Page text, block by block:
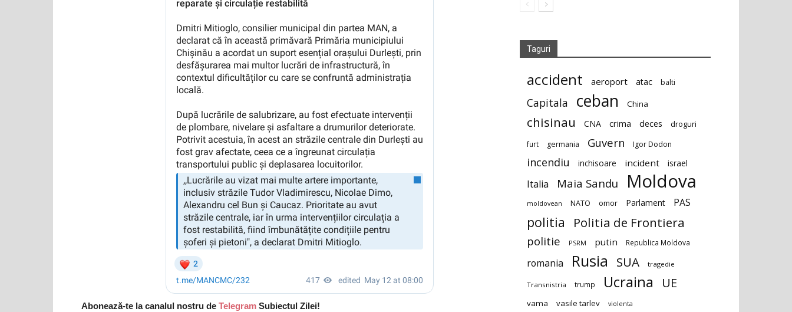
Abonează-te la canalul nostru de Telegram Subiectul Zilei!
Taguri
accident aeroport atac balti
Capitala ceban China
chisinau CNA crima deces droguri
furt germania Guvern Igor Dodon
incendiu inchisoare incident israel
Italia Maia Sandu Moldova
moldovean NATO omor Parlament PAS
politia Politia de Frontiera
politie PSRM putin Republica Moldova
romania Rusia SUA tragedie
Transnistria trump Ucraina UE
vama vasile tarlev violenta